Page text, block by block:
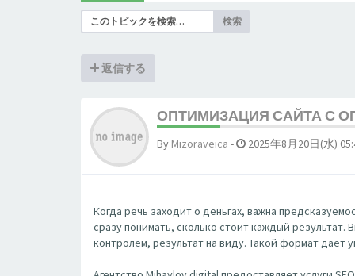
検索
返信する
ОПТИМИЗАЦИЯ САЙТА С
By Mizoraveica - 2025年8月20日(水)
Когда речь заходит о деньгах, важна
сразу понимать, сколько стоит каждый
контролем, результат на виду. Такой формат даёт